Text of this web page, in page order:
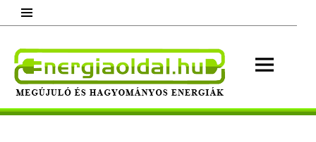
content
Megújuló és hagyományos energiák.